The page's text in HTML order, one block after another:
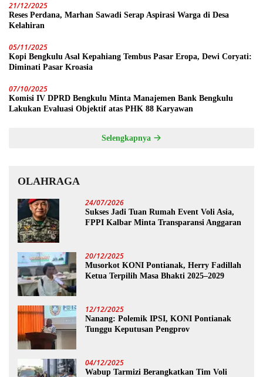
21/12/2025
Reses Perdana, Marhan Sawadi Serap Aspirasi Warga di Desa
Kelahiran
05/11/2025
Kopi Bengkulu Asal Kepahiang Tembus Pasar Eropa, Dewi Coryati:
Diminati Pasar Kroasia
07/10/2025
Komisi IV DPRD Bengkulu Minta Manajemen Bank Bengkulu
Lakukan Evaluasi Objektif atas PHK 88 Karyawan
Selengkapnya
OLAHRAGA
24/07/2026
Sukses Jadi Tuan Rumah Event Voli Asia,
FPPI Kalbar Minta Transparansi Anggaran
20/12/2025
Musorkot KONI Pontianak, Herry Fadillah
Ketua Terpilih Masa Bhakti 2025–2029
12/12/2025
Nanang: Polemik IPSI, KONI Pontianak
Tunggu Keputusan Pengprov
04/12/2025
Wabup Tarmizi Berangkatkan Tim Voli